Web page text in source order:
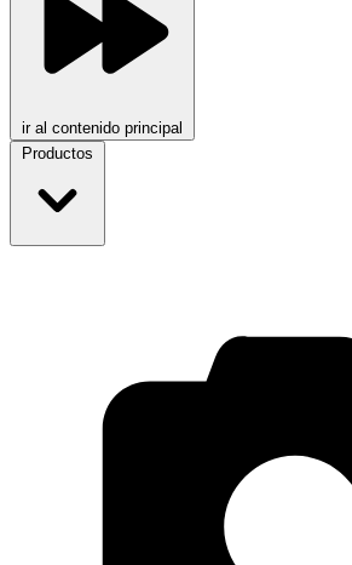
ir al contenido principal
Productos